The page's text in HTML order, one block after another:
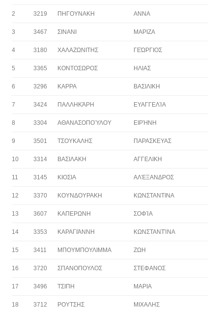
2 3219 ΠΗΓΟΥΝΑΚΗ ΑΝΝΑ
3 3467 ΣΙΝΑΝΙ ΜΑΡΙΖΑ
4 3180 ΧΑΛΑΖΩΝΙΤΗΣ ΓΕΏΡΓΙΟΣ
5 3365 ΚΟΝΤΟΣΩΡΟΣ ΗΛΙΑΣ
6 3296 ΚΑΡΡΑ ΒΑΣΙΛΙΚΗ
7 3424 ΠΑΛΛΗΚΆΡΗ ΕΥΑΓΓΕΛΊΑ
8 3304 ΑΘΑΝΑΣΟΠΟΎΛΟΥ ΕΙΡΉΝΗ
9 3501 ΤΣΟΥΚΑΛΗΣ ΠΑΡΑΣΚΕΥΑΣ
10 3314 ΒΑΣΙΛΑΚΗ ΑΓΓΕΛΙΚΗ
11 3145 ΚΙΟΣΙΑ ΑΛΈΞΑΝΔΡΟΣ
12 3370 ΚΟΥΝΔΟΥΡΑΚΗ ΚΩΝΣΤΑΝΤΙΝΑ
13 3607 ΚΑΠΕΡΩΝΗ ΣΟΦΊΑ
14 3353 ΚΑΡΑΓΙΆΝΝΗ ΚΩΝΣΤΑΝΤΊΝΑ
15 3411 ΜΠΟΥΜΠΟΥΛΙΜΜΑ ΖΩΗ
16 3720 ΣΠΑΝΟΠΟΥΛΟΣ ΣΤΕΦΑΝΟΣ
17 3496 ΤΣΙΠΗ ΜΑΡΙΑ
18 3712 ΡΟΥΤΣΗΣ ΜΙΧΑΛΗΣ